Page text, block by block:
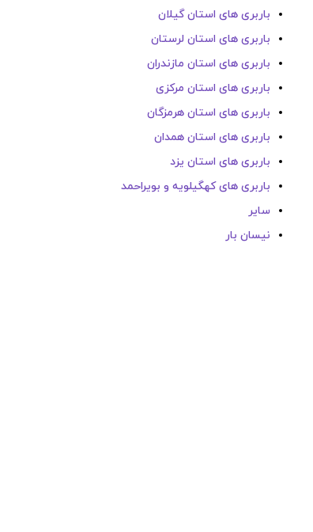
باربری های استان گیلان
باربری های استان لرستان
باربری های استان مازندران
باربری های استان مرکزی
باربری های استان هرمزگان
باربری های استان همدان
باربری های استان یزد
باربری های کهگیلویه و بویراحمد
سایر
نیسان بار